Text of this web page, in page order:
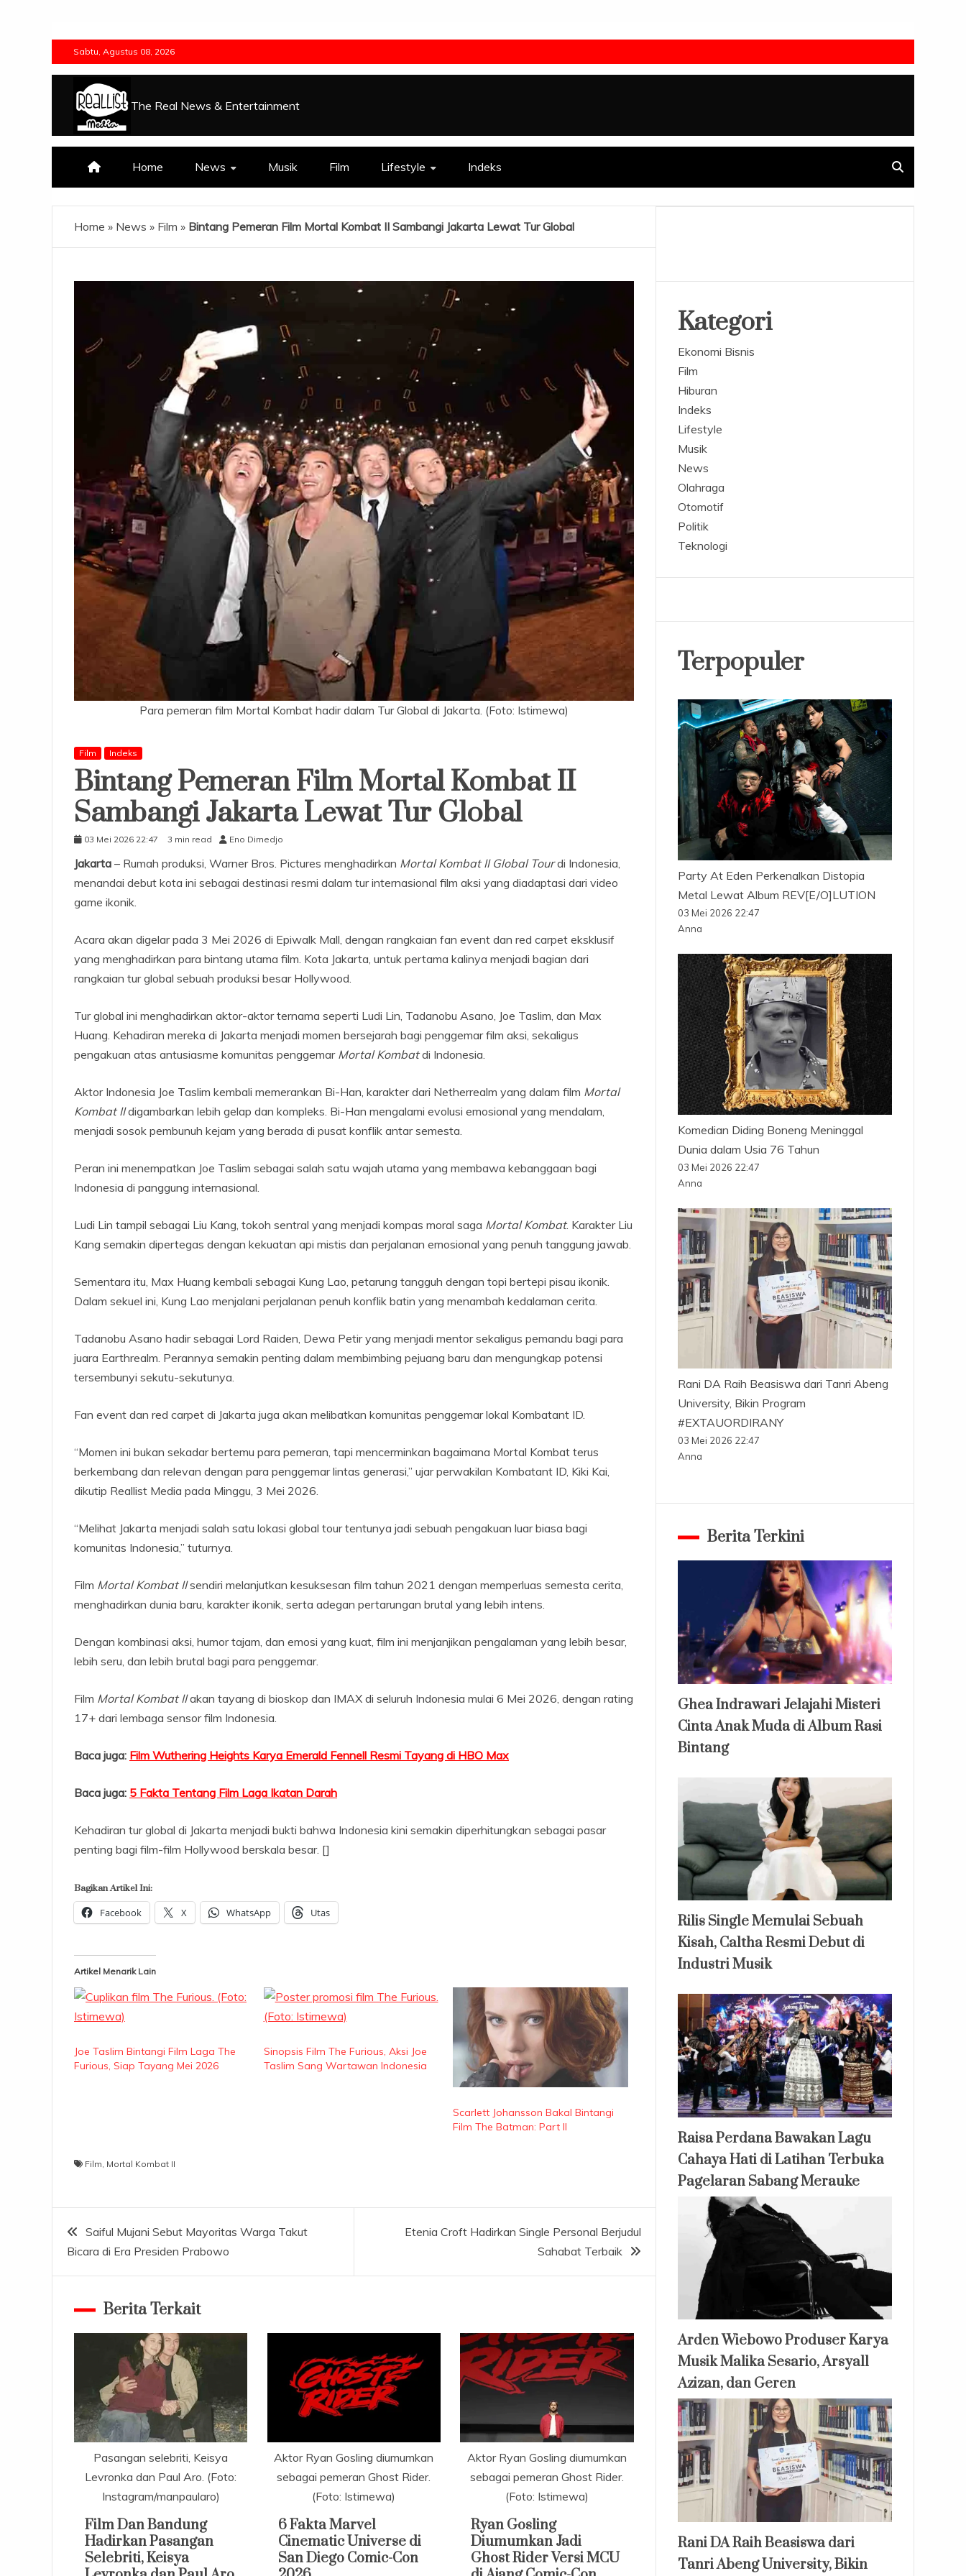
Sabtu, Agustus 08, 2026
The Real News & Entertainment
Home News Musik Film Lifestyle Indeks
Home » News » Film » Bintang Pemeran Film Mortal Kombat II Sambangi Jakarta Lewat Tur Global
Para pemeran film Mortal Kombat hadir dalam Tur Global di Jakarta. (Foto: Istimewa)
Film Indeks
Bintang Pemeran Film Mortal Kombat II
Sambangi Jakarta Lewat Tur Global
03 Mei 2026 22:47 3 min read Eno Dimedjo
Jakarta – Rumah produksi, Warner Bros. Pictures menghadirkan Mortal Kombat II Global Tourdi Indonesia,
menandai debut kota ini sebagai destinasi resmi dalam tur internasional film aksi yang diadaptasi dari video
game ikonik.
Acara akan digelar pada 3 Mei 2026 di Epiwalk Mall, dengan rangkaian fan event dan red carpet eksklusif
yang menghadirkan para bintang utama film. Kota Jakarta, untuk pertama kalinya menjadi bagian dari
rangkaian tur global sebuah produksi besar Hollywood.
Tur global ini menghadirkan aktor-aktor ternama seperti Ludi Lin, Tadanobu Asano, Joe Taslim, dan Max
Huang. Kehadiran mereka di Jakarta menjadi momen bersejarah bagi penggemar film aksi, sekaligus
pengakuan atas antusiasme komunitas penggemar Mortal Kombatdi Indonesia.
Aktor Indonesia Joe Taslim kembali memerankan Bi-Han, karakter dari Netherrealm yang dalam film Mortal
Kombat IIdigambarkan lebih gelap dan kompleks. Bi-Han mengalami evolusi emosional yang mendalam,
menjadi sosok pembunuh kejam yang berada di pusat konflik antar semesta.
Peran ini menempatkan Joe Taslim sebagai salah satu wajah utama yang membawa kebanggaan bagi
Indonesia di panggung internasional.
Ludi Lin tampil sebagai Liu Kang, tokoh sentral yang menjadi kompas moral saga Mortal Kombat. Karakter Liu
Kang semakin dipertegas dengan kekuatan api mistis dan perjalanan emosional yang penuh tanggung jawab.
Sementara itu, Max Huang kembali sebagai Kung Lao, petarung tangguh dengan topi bertepi pisau ikonik.
Dalam sekuel ini, Kung Lao menjalani perjalanan penuh konflik batin yang menambah kedalaman cerita.
Tadanobu Asano hadir sebagai Lord Raiden, Dewa Petir yang menjadi mentor sekaligus pemandu bagi para
juara Earthrealm. Perannya semakin penting dalam membimbing pejuang baru dan mengungkap potensi
tersembunyi sekutu-sekutunya.
Fan event dan red carpet di Jakarta juga akan melibatkan komunitas penggemar lokal Kombatant ID.
“Momen ini bukan sekadar bertemu para pemeran, tapi mencerminkan bagaimana Mortal Kombat terus
berkembang dan relevan dengan para penggemar lintas generasi,” ujar perwakilan Kombatant ID, Kiki Kai,
dikutip Reallist Media pada Minggu, 3 Mei 2026.
“Melihat Jakarta menjadi salah satu lokasi global tour tentunya jadi sebuah pengakuan luar biasa bagi
komunitas Indonesia,” tuturnya.
Film Mortal Kombat IIsendiri melanjutkan kesuksesan film tahun 2021 dengan memperluas semesta cerita,
menghadirkan dunia baru, karakter ikonik, serta adegan pertarungan brutal yang lebih intens.
Dengan kombinasi aksi, humor tajam, dan emosi yang kuat, film ini menjanjikan pengalaman yang lebih besar,
lebih seru, dan lebih brutal bagi para penggemar.
Film Mortal Kombat IIakan tayang di bioskop dan IMAX di seluruh Indonesia mulai 6 Mei 2026, dengan rating
17+ dari lembaga sensor film Indonesia.
Baca juga: Film Wuthering Heights Karya Emerald Fennell Resmi Tayang di HBO Max
Baca juga: 5 Fakta Tentang Film Laga Ikatan Darah
Kehadiran tur global di Jakarta menjadi bukti bahwa Indonesia kini semakin diperhitungkan sebagai pasar
penting bagi film-film Hollywood berskala besar. []
Bagikan Artikel Ini:
Facebook X WhatsApp Utas
Artikel Menarik Lain
Joe Taslim Bintangi Film Laga The
Furious, Siap Tayang Mei 2026
Sinopsis Film The Furious, Aksi Joe
Taslim Sang Wartawan Indonesia
Scarlett Johansson Bakal Bintangi
Film The Batman: Part II
Film, Mortal Kombat II
Navigasi
pos
Saiful Mujani Sebut Mayoritas Warga Takut
Bicara di Era Presiden Prabowo
Etenia Croft Hadirkan Single Personal Berjudul
Sahabat Terbaik
Berita Terkait
Pasangan selebriti, Keisya
Levronka dan Paul Aro. (Foto:
Instagram/manpaularo)
Film Dan Bandung
Hadirkan Pasangan
Selebriti, Keisya
Aktor Ryan Gosling diumumkan
sebagai pemeran Ghost Rider.
(Foto: Istimewa)
6 Fakta Marvel
Cinematic Universe di
San Diego Comic-Con
Aktor Ryan Gosling diumumkan
sebagai pemeran Ghost Rider.
(Foto: Istimewa)
Ryan Gosling
Diumumkan Jadi
Ghost Rider Versi MCU
Kategori
Ekonomi Bisnis
Film
Hiburan
Indeks
Lifestyle
Musik
News
Olahraga
Otomotif
Politik
Teknologi
Terpopuler
Party At Eden Perkenalkan Distopia
Metal Lewat Album REV[E/O]LUTION
03 Mei 2026 22:47
Anna
Komedian Diding Boneng Meninggal
Dunia dalam Usia 76 Tahun
03 Mei 2026 22:47
Anna
Rani DA Raih Beasiswa dari Tanri Abeng
University, Bikin Program
#EXTAUORDIRANY
03 Mei 2026 22:47
Anna
Berita Terkini
Ghea Indrawari Jelajahi Misteri
Cinta Anak Muda di Album Rasi
Bintang
Rilis Single Memulai Sebuah
Kisah, Caltha Resmi Debut di
Industri Musik
Raisa Perdana Bawakan Lagu
Cahaya Hati di Latihan Terbuka
Pagelaran Sabang Merauke
Arden Wiebowo Produser Karya
Musik Malika Sesario, Arsyall
Azizan, dan Geren
Rani DA Raih Beasiswa dari
Tanri Abeng University, Bikin